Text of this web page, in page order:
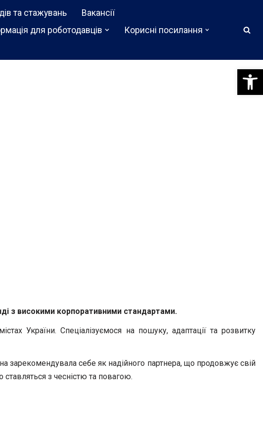
та стажувань
Вакансії
для роботодавців
Корисні посилання
з високими корпоративними стандартами.
України. Спеціалізуємося на пошуку, адаптації та розвитку
зарекомендувала себе як надійного партнера, що продовжує свій
ставляться з чесністю та повагою.